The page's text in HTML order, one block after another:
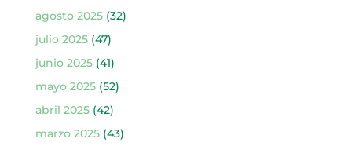
agosto 2025(32)
julio 2025(47)
junio 2025(41)
mayo 2025(52)
abril 2025(42)
marzo 2025(43)